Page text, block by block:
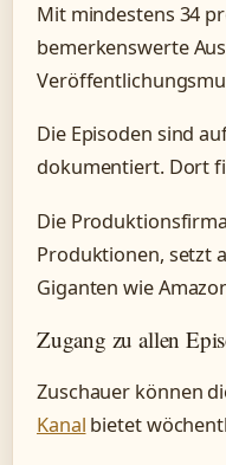
Mit mindestens 34
bemerkenswerte
Die Episoden sind
dokumentiert. Dort
Die
Produktionen, setzt
Giganten wie
Zugang zu allen
Zuschauer können
Kanal bietet